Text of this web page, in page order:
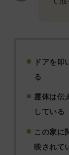
ドアを叩
る
霊体は伝
している
この家に
映されて